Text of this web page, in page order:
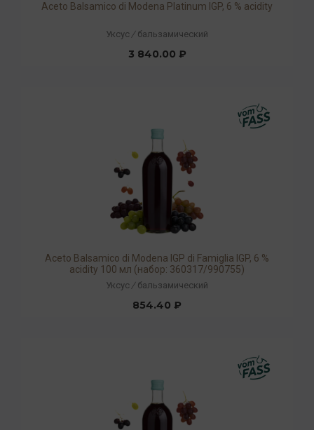
Aceto Balsamico di Modena Platinum IGP, 6 % acidity
Уксус / бальзамический
3 840.00 ₽
Aceto Balsamico di Modena IGP di Famiglia IGP, 6 %
acidity 100 мл (набор: 360317/990755)
Уксус / бальзамический
854.40 ₽